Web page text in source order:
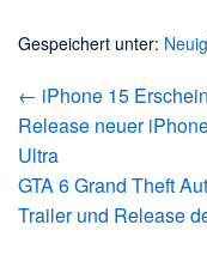
Gespeichert unter:
Beitragsnavigation
← iPhone 15
Release neuer
Ultra
GTA 6 Grand Theft
Trailer und Release